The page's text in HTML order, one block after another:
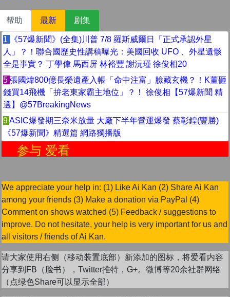
帮助 最新 剧集
1
《57爆新聞》(全集)川普 7/8 羅斯威爾日「正式承認外星
人」？！聯合國歷史性講稿曝光：美國回收 UFO 、外星遺骸
全是事實？ 丁學偉 馬西屏 林裕豐 謝沅瑾 徐俊相20
5 張國煒800億長榮遺產入帳「命中注富」臉藏玄機？！K董砸
錢買14飛機「拚老東家霸主地位」？！ 徐俊相【57爆新聞 精
選】‪@57BreakingNews
9ASIC爆發期三奈米放量 大廠下半年營運爆發 蔡彰鍠(豐勝)
《57爆新聞》精選篇 網路獨播版
与 爱看
We appreciate your help in: (1) Like Ai Kan (2) Share Ai Kan
among your friends (3) Make a donation via PayPal (4)
Comment on shows watched (5) Feedback / suggestions to
improve. Do not hesitate, your help is very important for us and
all visitors / friends of Ai Kan.
请大家使用右侧（移动装置底部）新添加的图标，将爱看内容
分享到FB（脸书），Twitter推特，G+。微博等20余社群网络
（点绿色Share可以显示全部）